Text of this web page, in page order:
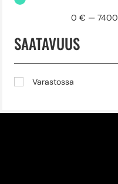
0 € — 7400
SAATAVUUS
Varastossa